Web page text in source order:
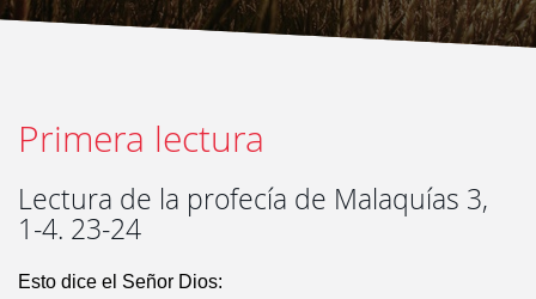
Primera lectura
Lectura de la profecía de Malaquías 3,
1-4. 23-24
Esto dice el Señor Dios: